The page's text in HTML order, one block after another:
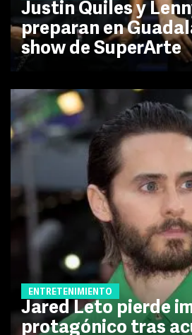
Justin Quiles y
preparan en
show de SuperArte
ENTRETENIMIENTO
Jared Leto pierde
protagónico tras